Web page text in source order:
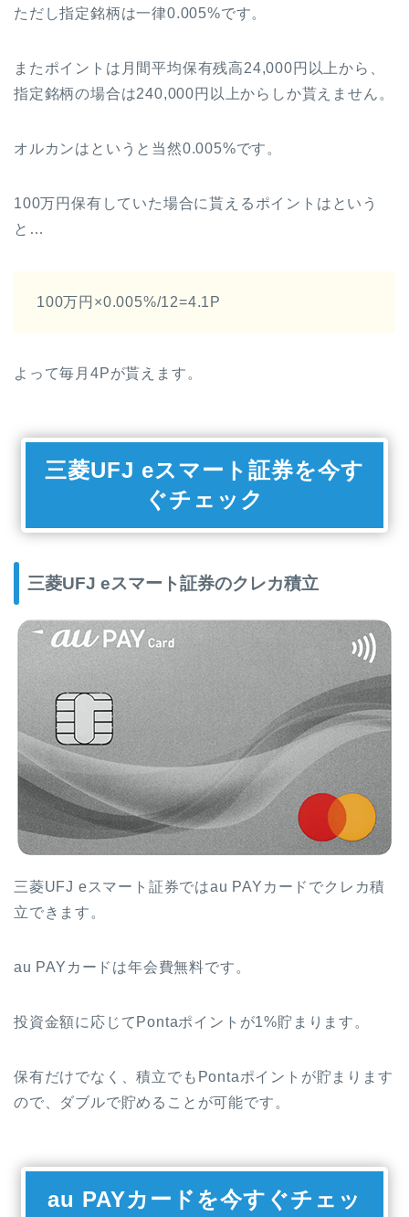
ただし指定銘柄は一律0.005%です。
またポイントは月間平均保有残高24,000円以上から、
指定銘柄の場合は240,000円以上からしか貰えません。
オルカンはというと当然0.005%です。
100万円保有していた場合に貰えるポイントはという
と…
100万円×0.005%/12=4.1P
よって毎月4Pが貰えます。
三菱UFJ eスマート証券を今す
ぐチェック
三菱UFJ eスマート証券のクレカ積立
三菱UFJ eスマート証券ではau PAYカードでクレカ積
立できます。
au PAYカードは年会費無料です。
投資金額に応じてPontaポイントが1%貯まります。
保有だけでなく、積立でもPontaポイントが貯まります
ので、ダブルで貯めることが可能です。
au PAYカードを今すぐチェッ